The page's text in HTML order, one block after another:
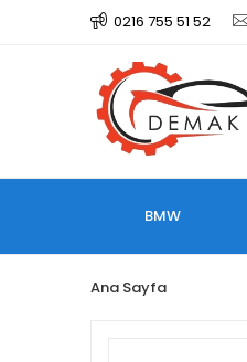
0216 755 51 52
BMW
Ana Sayfa